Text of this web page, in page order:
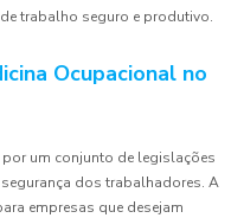
trabalho seguro e produtivo.
Ocupacional no
um conjunto de legislações
dos trabalhadores. A
empresas que desejam